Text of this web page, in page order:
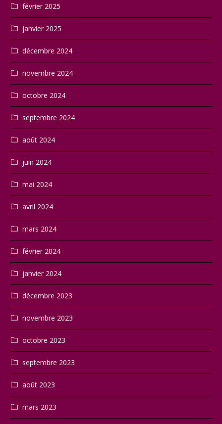
février 2025
janvier 2025
décembre 2024
novembre 2024
octobre 2024
septembre 2024
août 2024
juin 2024
mai 2024
avril 2024
mars 2024
février 2024
janvier 2024
décembre 2023
novembre 2023
octobre 2023
septembre 2023
août 2023
mars 2023